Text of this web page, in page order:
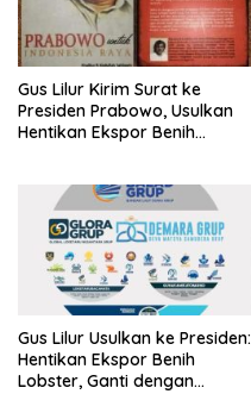
Gus Lilur Kirim Surat ke
Presiden Prabowo, Usulkan
Hentikan Ekspor Benih
Gus Lilur Usulkan ke Presiden:
Hentikan Ekspor Benih
Lobster, Ganti dengan